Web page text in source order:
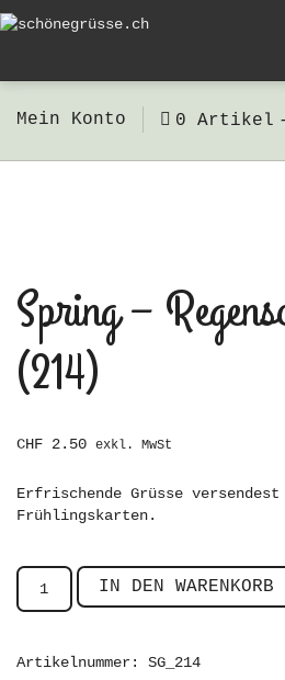
Mein Konto 0 Artikel
Spring –
(214)
CHF 2.50 exkl. MwSt
Erfrischende Grüsse
Frühlingskarten.
IN DEN WARENKORB
Artikelnummer: SG_214